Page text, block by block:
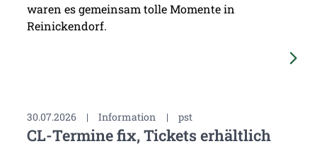
waren es gemeinsam tolle Momente in
Reinickendorf.
30.07.2026 | Information | pst
CL-Termine fix, Tickets erhältlich